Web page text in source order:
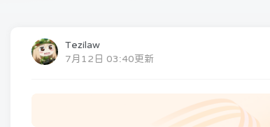
Tezilaw
7月12日 03:40更新